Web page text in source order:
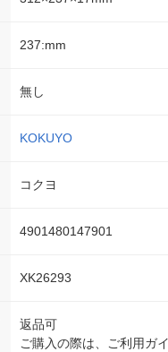
237:mm
無し
KOKUYO
コクヨ
4901480147901
XK26293
返品可
ご購入の際は、ご利用ガ